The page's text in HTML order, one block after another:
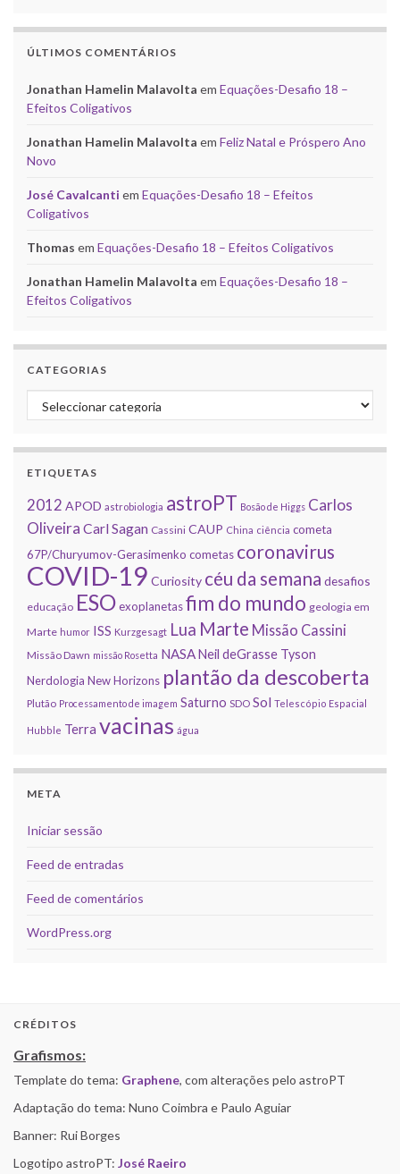
ÚLTIMOS COMENTÁRIOS
Jonathan Hamelin Malavolta em Equações-Desafio 18 –
Efeitos Coligativos
Jonathan Hamelin Malavolta em Feliz Natal e Próspero Ano
Novo
José Cavalcanti em Equações-Desafio 18 – Efeitos
Coligativos
Thomas em Equações-Desafio 18 – Efeitos Coligativos
Jonathan Hamelin Malavolta em Equações-Desafio 18 –
Efeitos Coligativos
CATEGORIAS
Categorias
ETIQUETAS
2012 APOD astrobiologia astroPT Bosão de Higgs Carlos
Oliveira Carl Sagan Cassini CAUP China ciência cometa
67P/Churyumov-Gerasimenko cometas coronavirus
COVID-19 Curiosity céu da semana desafios
educação ESOexoplanetasfim do mundo geologia em
Marte humor ISS Kurzgesagt Lua Marte Missão Cassini
Missão Dawn missão Rosetta NASANeil deGrasse Tyson
Nerdologia New Horizons plantão da descoberta
Plutão Processamento de imagem Saturno SDO Sol Telescópio Espacial
Hubble Terra vacinas água
META
Iniciar sessão
Feed de entradas
Feed de comentários
WordPress.org
CRÉDITOS
Grafismos:
Template do tema: Graphene, com alterações pelo astroPT
Adaptação do tema: Nuno Coimbra e Paulo Aguiar
Banner: Rui Borges
Logotipo astroPT: José Raeiro